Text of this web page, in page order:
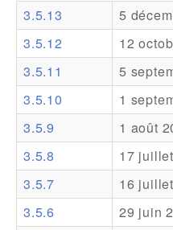
Ressources
Addons
Theme Packs
Translation Packs
Support
Forum
3.5.13
5
3.5.12
12
3.5.11
5
3.5.10
1
3.5.9
1 août
3.5.8
17
3.5.7
16
3.5.6
29 juin